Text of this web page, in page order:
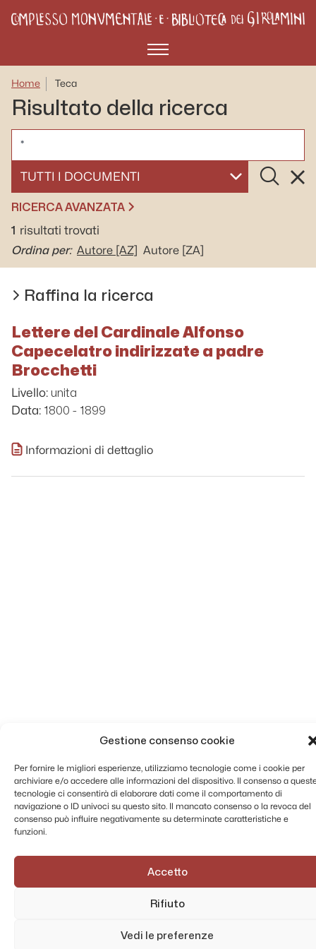
Gestione consenso cookie
Per fornire le migliori esperienze, utilizziamo tecnologie come i cookie per
archiviare e/o accedere alle informazioni del dispositivo. Il consenso a
tecnologie ci consentirà di elaborare dati come il comportamento di
navigazione o ID univoci su questo sito. Il mancato consenso o la revoca del
consenso può influire negativamente su determinate caratteristiche e
funzioni.
Accetto
Rifiuto
Vedi le preferenze
Menù
Home Teca
Risultato della ricerca
SELEZIONA UN DOCUMENTO
Cerca
RICERCA AVANZATA
1 risultati trovati
Ordina per: Autore [AZ] Autore [ZA]
Raffina la ricerca
Lettere del Cardinale Alfonso
Capecelatro indirizzate a padre
Brocchetti
Livello: unita
Data: 1800 - 1899
Informazioni di dettaglio